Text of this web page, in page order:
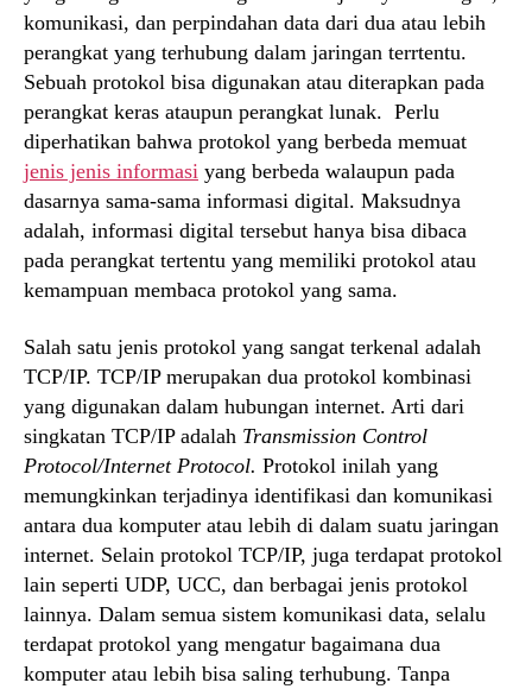
komunikasi, dan perpindahan data dari dua atau lebih
perangkat yang terhubung dalam jaringan terrtentu.
Sebuah protokol bisa digunakan atau diterapkan pada
perangkat keras ataupun perangkat lunak. Perlu
diperhatikan bahwa protokol yang berbeda memuat
jenis jenis informasi yang berbeda walaupun pada
dasarnya sama-sama informasi digital. Maksudnya
adalah, informasi digital tersebut hanya bisa dibaca
pada perangkat tertentu yang memiliki protokol atau
kemampuan membaca protokol yang sama.
Salah satu jenis protokol yang sangat terkenal adalah
TCP/IP. TCP/IP merupakan dua protokol kombinasi
yang digunakan dalam hubungan internet. Arti dari
singkatan TCP/IP adalah Transmission Control
Protocol/Internet Protocol. Protokol inilah yang
memungkinkan terjadinya identifikasi dan komunikasi
antara dua komputer atau lebih di dalam suatu jaringan
internet. Selain protokol TCP/IP, juga terdapat protokol
lain seperti UDP, UCC, dan berbagai jenis protokol
lainnya. Dalam semua sistem komunikasi data, selalu
terdapat protokol yang mengatur bagaimana dua
komputer atau lebih bisa saling terhubung. Tanpa